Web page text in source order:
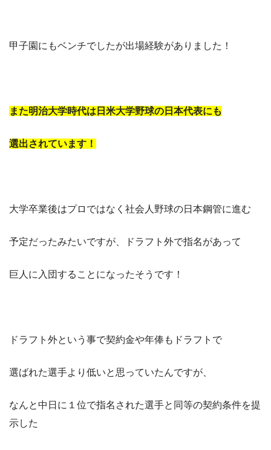
甲子園にもベンチでしたが出場経験がありました！
また明治大学時代は日米大学野球の日本代表にも
選出されています！
大学卒業後はプロではなく社会人野球の日本鋼管に進む
予定だったみたいですが、ドラフト外で指名があって
巨人に入団することになったそうです！
ドラフト外という事で契約金や年俸もドラフトで
選ばれた選手より低いと思っていたんですが、
なんと中日に１位で指名された選手と同等の契約条件を提
示した